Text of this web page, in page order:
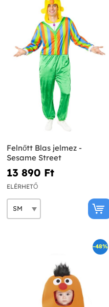
Felnőtt Blas jelmez -
Sesame Street
13 890 Ft‎
ELÉRHETŐ
-48%